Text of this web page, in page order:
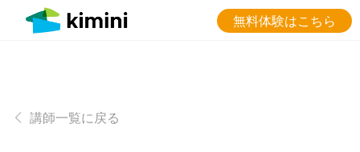
無料体験はこちら
講師一覧に戻る